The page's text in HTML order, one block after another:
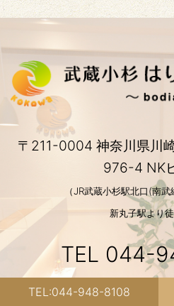
TEL:044-948-8108
〒211-0004 神奈川県川
976-4 NK
（JR武蔵小杉駅北口(南武
新丸子駅より徒
TEL 044-
【診療時間】火～金/